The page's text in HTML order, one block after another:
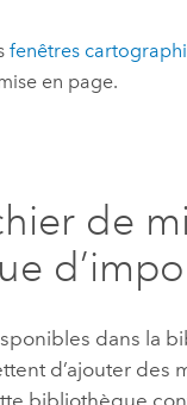
fenêtres
en page.
de
dans la
d’ajouter des
bibliothèque